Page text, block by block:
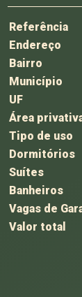
Referência
Endereço
Bairro
Município
UF
Área
Tipo de uso
Dormitórios
Suítes
Banheiros
Vagas de
Valor total